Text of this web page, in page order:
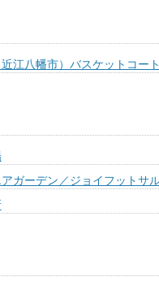
江八幡市）バスケットコート
ガーデン／ジョイフットサ